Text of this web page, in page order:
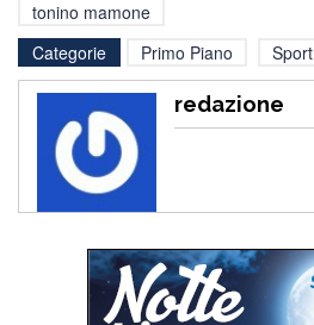
tonino mamone
Categorie
Primo Piano Sport
redazione